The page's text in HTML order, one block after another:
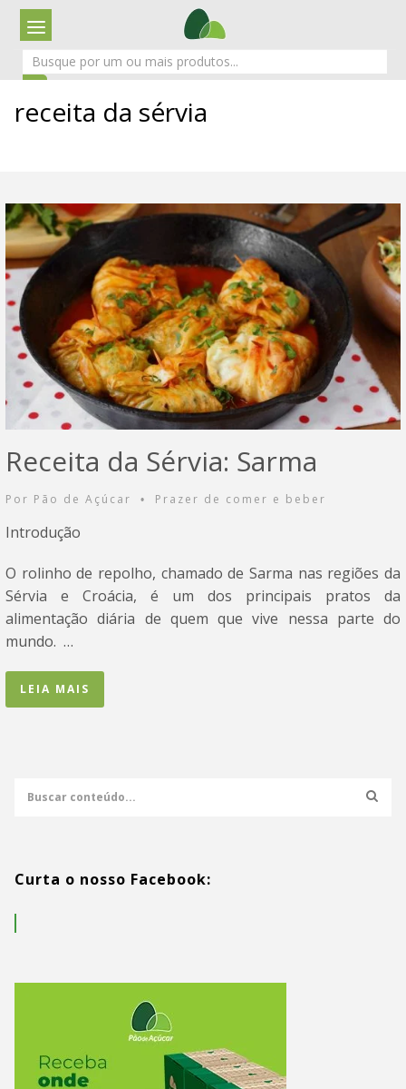
receita da sérvia
Receita da Sérvia: Sarma
Por Pão de Açúcar • Prazer de comer e beber
Introdução
O rolinho de repolho, chamado de Sarma nas regiões da
Sérvia e Croácia, é um dos principais pratos da
alimentação diária de quem que vive nessa parte do
mundo. …
LEIA MAIS
Curta o nosso Facebook: